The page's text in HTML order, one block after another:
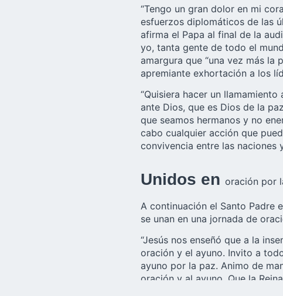
“Tengo un gran dolor en mi
esfuerzos diplomáticos de las
afirma el Papa al final de la
yo, tanta gente de todo el
amargura que “una vez más la
apremiante exhortación a los
“Quisiera hacer un
ante Dios, que es Dios de la
que seamos hermanos y no
cabo cualquier acción que
convivencia entre las naciones
Unidos en oración por
A continuación el Santo Padre
se unan en una jornada de
“Jesús nos enseñó que a la
oración y el ayuno. Invito a
ayuno por la paz. Animo de
oración y al ayuno. Que la